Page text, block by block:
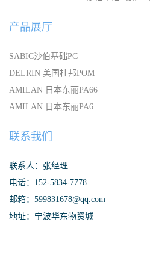
产品展厅
SABIC沙伯基础PC
DELRIN 美国杜邦POM
AMILAN 日本东丽PA66
AMILAN 日本东丽PA6
联系我们
联系人：张经理
电话：152-5834-7778
邮箱：599831678@qq.com
地址：宁波华东物资城